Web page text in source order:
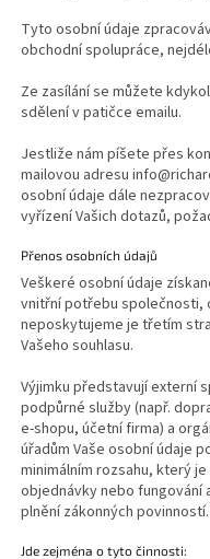
Tyto osobní údaje
obchodní spolupráce,
Ze zasílání se můžete
sdělení v patičce emailu.
Jestliže nám píšete přes
mailovou adresu
osobní údaje dále
vyřízení Vašich dotazů,
Přenos osobních údajů
Veškeré osobní údaje
vnitřní potřebu společnosti,
neposkytujeme je třetím
Vašeho souhlasu.
Výjimku představují externí
podpůrné služby (např.
e-shopu, účetní firma) a
úřadům Vaše osobní údaje
minimálním rozsahu, který
objednávky nebo fungování
plnění zákonných povinností.
Jde zejména o tyto činnosti: